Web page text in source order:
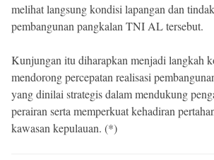
melihat langsung kondisi lapangan dan
pembangunan pangkalan TNI AL tersebut.
Kunjungan itu diharapkan menjadi langkah
mendorong percepatan realisasi
yang dinilai strategis dalam mendukung
perairan serta memperkuat kehadiran
kawasan kepulauan. (*)